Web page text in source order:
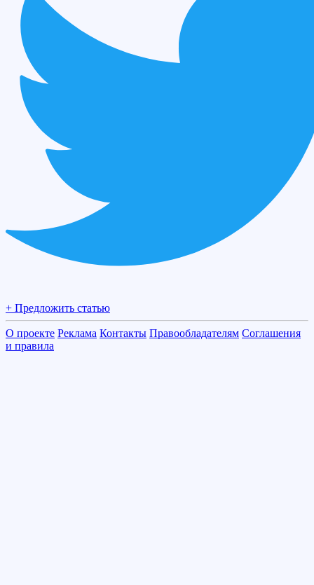
+ Предложить статью
О проекте Реклама Контакты Правообладателям Соглашения
и правила